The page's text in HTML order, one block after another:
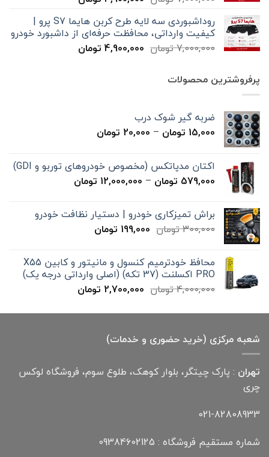
7,000,000 تومان
بود.
4,900,000 تومان
است.
روداشبوردی سه‌ لایه طرح کربن هایما S7 پرو |
کیفیت وارداتی، محافظت حرفه‌ای از داشبورد خودرو
7,000,000تومان قیمت
4,900,000 تومانقیمت
پرفروشترین محصولات
ضربه گیر شوک درب
15,000 تومان –
20,000 تومان
تا
20,000 تومان
اکتان مدپاتکس (مخصوص خودروهای توربو و GDI)
579,000 تومان –
12,000,000 تومان
تا
براش تمیزکاری خودرو | دستیار نظافت خودرو
300,000تومان قیمت
بود.
199,000 تومانقیمت
199,000 تومان
است. محافظ خودترمیم کنسول و مانیتور و کابین X55
PRO اکسلنت (37 تکه) (اصلی وارداتی درجه یک)
4,000,000تومان قیمت
4,000,000 تومان
2,700,000 تومانقیمت
2,700,000 تومان
شعبه مرکزی (خرید حضوری و خدمات)
تهران : پارک چیتگر، بلوار کوهک، طلوع سوم، فروشگاه لوکس
چری
021-82808933
شماره مستقیم فروشگاه : 09384602125